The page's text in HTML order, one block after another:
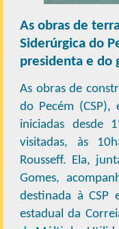
As obras de
Siderúrgica do
presidenta e do
As obras de
do Pecém
iniciadas desde
visitadas, às
Rousseff. Ela,
Gomes,
destinada à CSP
estadual da